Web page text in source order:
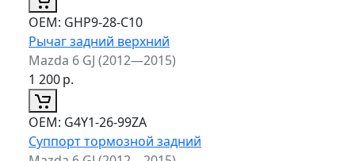
ОЕМ: GHP9-28-C10
Рычаг задний верхний
Mazda 6 GJ (2012—2015)
1 200р.
ОЕМ: G4Y1-26-99ZA
Суппорт тормозной задний